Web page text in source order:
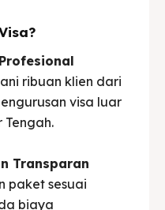
ribuan klien dari
visa luar
Tengah.
Transparan
paket sesuai
biaya